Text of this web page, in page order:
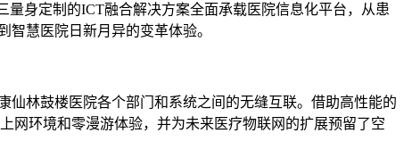
身定制的ICT融合解决方案全面承载医院信息化平台，从患
慧医院日新月异的变革体验。
林鼓楼医院各个部门和系统之间的无缝互联。借助高性能的
网环境和零漫游体验，并为未来医疗物联网的扩展预留了空